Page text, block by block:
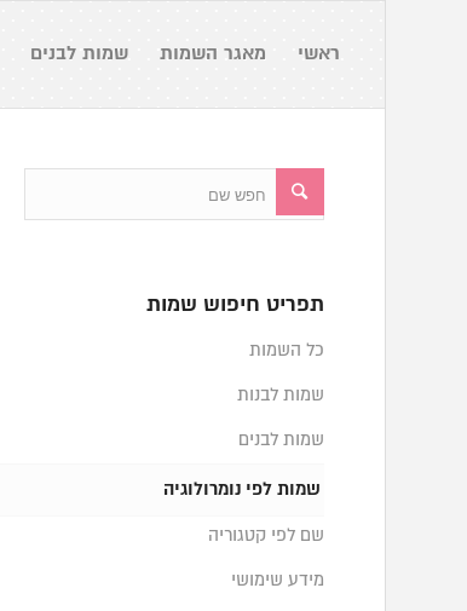
ראשי מאגר השמות שמות לבנים
תפריט חיפוש שמות
כל השמות
שמות לבנות
שמות לבנים
שמות לפי נומרולוגיה
שם לפי קטגוריה
מידע שימושי